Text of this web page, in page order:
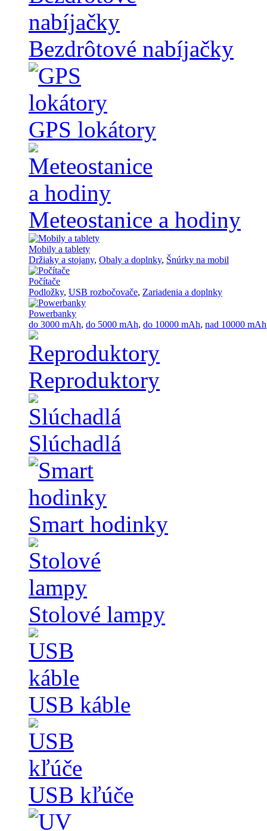
Bezdrôtové nabíjačky
GPS lokátory
Meteostanice a hodiny
Mobily a tablety
Držiaky a stojany, Obaly a doplnky, Šnúrky na mobil
Počítače
Podložky, USB rozbočovače, Zariadenia a doplnky
Powerbanky
do 3000 mAh, do 5000 mAh, do 10000 mAh, nad 10000 mAh
Reproduktory
Slúchadlá
Smart hodinky
Stolové lampy
USB káble
USB kľúče